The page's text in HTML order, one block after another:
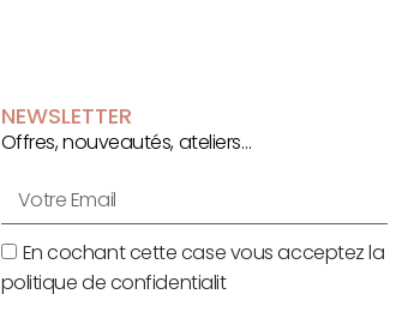
NEWSLETTER
Offres, nouveautés, ateliers…
En cochant cette case vous acceptez la
politique de confidentialit